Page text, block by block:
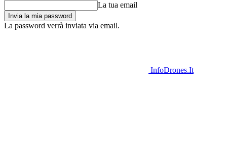
La tua email
La password verrà inviata via email.
InfoDrones.It